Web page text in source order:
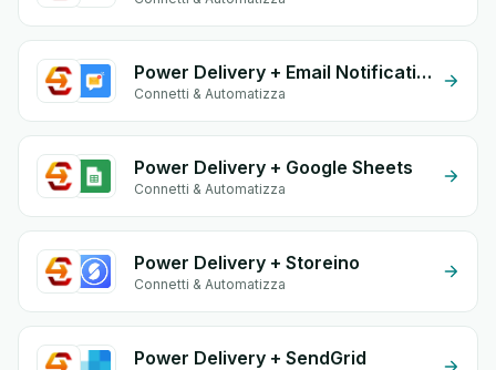
Power Delivery + Email Notifications by eGrow
Connetti & Automatizza
Power Delivery + Google Sheets
Connetti & Automatizza
Power Delivery + Storeino
Connetti & Automatizza
Power Delivery + SendGrid